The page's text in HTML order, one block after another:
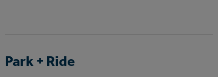
Park + Ride